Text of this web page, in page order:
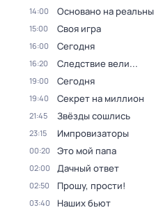
14:00 Основано на
15:00 Своя игра
16:00 Сегодня
16:20 Следствие вели...
19:00 Сегодня
19:40 Секрет на миллион
21:45 Звёзды сошлись
23:15 Импровизаторы
00:20 Это мой папа
02:00 Дачный ответ
02:50 Прошу, прости!
03:40 Наших бьют